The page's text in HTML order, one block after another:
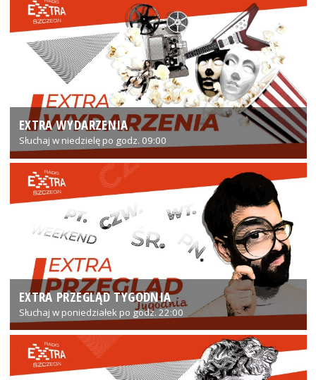
EXTRA WYDARZENIA
Słuchaj w niedzielę po godz. 09:00
EXTRA PRZEGLĄD TYGODNIA
Słuchaj w poniedziałek po godz. 22:00